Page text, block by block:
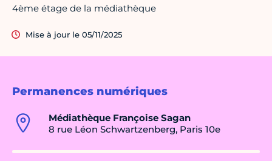
Permanences numériques
Médiathèque Françoise Sagan
8 rue Léon Schwartzenberg, Paris 10e
4ème étage de la médiathèque
Mise à jour le 05/11/2025